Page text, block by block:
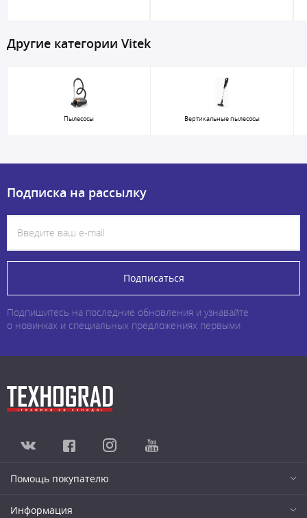
Другие категории Vitek
Пылесосы Вертикальные пылесосы
Подписка на рассылку
Подписаться
Подпишитесь на последние обновления и узнавайте
о новинках и специальных предложениях первыми
Помощь покупателю
Информация